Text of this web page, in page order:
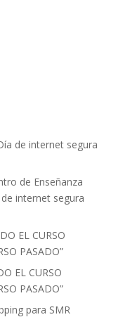
de internet segura
de Enseñanza
internet segura
EL CURSO
PASADO”
EL CURSO
PASADO”
para SMR